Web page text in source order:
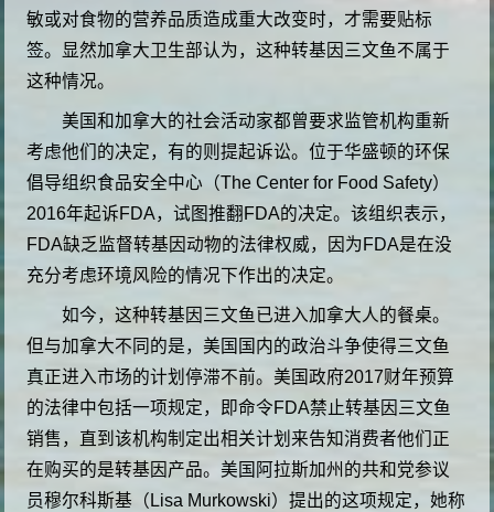
敏或对食物的营养品质造成重大改变时，才需要贴标
签。显然加拿大卫生部认为，这种转基因三文鱼不属于
这种情况。
美国和加拿大的社会活动家都曾要求监管机构重新
考虑他们的决定，有的则提起诉讼。位于华盛顿的环保
倡导组织食品安全中心（The Center for Food Safety）
2016年起诉FDA，试图推翻FDA的决定。该组织表示，
FDA缺乏监督转基因动物的法律权威，因为FDA是在没
充分考虑环境风险的情况下作出的决定。
如今，这种转基因三文鱼已进入加拿大人的餐桌。
但与加拿大不同的是，美国国内的政治斗争使得三文鱼
真正进入市场的计划停滞不前。美国政府2017财年预算
的法律中包括一项规定，即命令FDA禁止转基因三文鱼
销售，直到该机构制定出相关计划来告知消费者他们正
在购买的是转基因产品。美国阿拉斯加州的共和党参议
员穆尔科斯基（Lisa Murkowski）提出的这项规定，她称